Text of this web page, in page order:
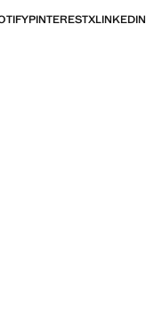
PINTERESTXLINKEDIN